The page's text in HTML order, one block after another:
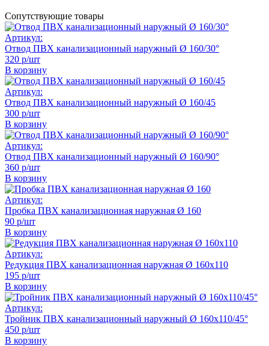
Сопутствующие товары
Артикул:
Отвод ПВХ канализационный наружный Ø 160/30°
320 р/шт
В корзину
Артикул:
Отвод ПВХ канализационный наружный Ø 160/45
300 р/шт
В корзину
Артикул:
Отвод ПВХ канализационный наружный Ø 160/90°
360 р/шт
В корзину
Артикул:
Пробка ПВХ канализационная наружная Ø 160
90 р/шт
В корзину
Артикул:
Редукция ПВХ канализационная наружная Ø 160х110
195 р/шт
В корзину
Артикул:
Тройник ПВХ канализационный наружный Ø 160х110/45°
450 р/шт
В корзину